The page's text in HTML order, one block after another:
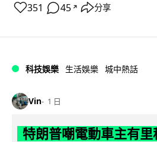
351 45 ↗ 分享
科技娛樂 生活娛樂 城中熱話
Vin 1 日
特朗普嘲電動車主有